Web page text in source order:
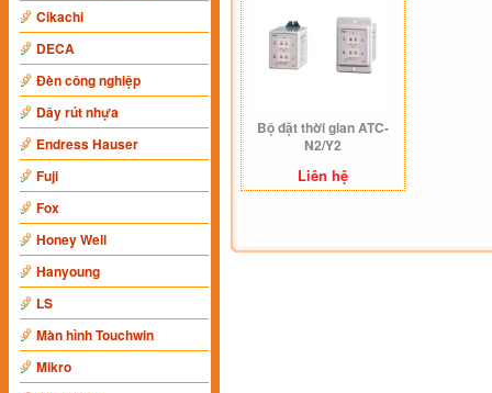
Cikachi
DECA
Đèn công nghiệp
Dây rút nhựa
Endress Hauser
Fuji
Fox
Honey Well
Hanyoung
LS
Màn hình Touchwin
Mikro
Bộ đặt thời gian ATC-
N2/Y2
Liên hệ